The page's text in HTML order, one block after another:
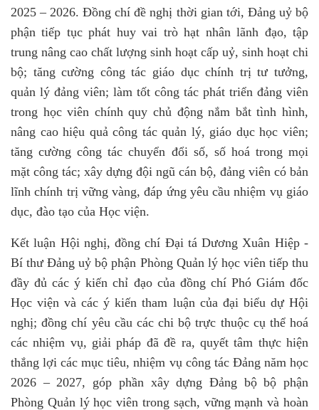
2025 – 2026. Đồng chí đề nghị thời gian tới, Đảng uỷ bộ
phận tiếp tục phát huy vai trò hạt nhân lãnh đạo, tập
trung nâng cao chất lượng sinh hoạt cấp uỷ, sinh hoạt chi
bộ; tăng cường công tác giáo dục chính trị tư tưởng,
quản lý đảng viên; làm tốt công tác phát triển đảng viên
trong học viên chính quy chủ động nắm bắt tình hình,
nâng cao hiệu quả công tác quản lý, giáo dục học viên;
tăng cường công tác chuyển đổi số, số hoá trong mọi
mặt công tác; xây dựng đội ngũ cán bộ, đảng viên có bản
lĩnh chính trị vững vàng, đáp ứng yêu cầu nhiệm vụ giáo
dục, đào tạo của Học viện.
Kết luận Hội nghị, đồng chí Đại tá Dương Xuân Hiệp -
Bí thư Đảng uỷ bộ phận Phòng Quản lý học viên tiếp thu
đầy đủ các ý kiến chỉ đạo của đồng chí Phó Giám đốc
Học viện và các ý kiến tham luận của đại biểu dự Hội
nghị; đồng chí yêu cầu các chi bộ trực thuộc cụ thể hoá
các nhiệm vụ, giải pháp đã đề ra, quyết tâm thực hiện
thắng lợi các mục tiêu, nhiệm vụ công tác Đảng năm học
2026 – 2027, góp phần xây dựng Đảng bộ bộ phận
Phòng Quản lý học viên trong sạch, vững mạnh và hoàn